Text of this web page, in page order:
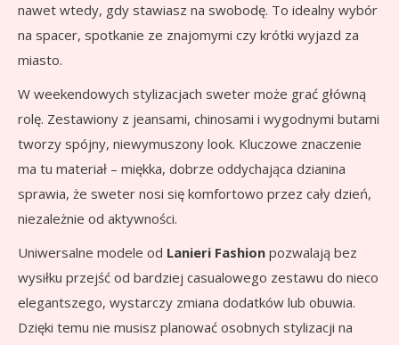
nawet wtedy, gdy stawiasz na swobodę. To idealny wybór
na spacer, spotkanie ze znajomymi czy krótki wyjazd za
miasto.
W weekendowych stylizacjach sweter może grać główną
rolę. Zestawiony z jeansami, chinosami i wygodnymi butami
tworzy spójny, niewymuszony look. Kluczowe znaczenie
ma tu materiał – miękka, dobrze oddychająca dzianina
sprawia, że sweter nosi się komfortowo przez cały dzień,
niezależnie od aktywności.
Uniwersalne modele od Lanieri Fashion pozwalają bez
wysiłku przejść od bardziej casualowego zestawu do nieco
elegantszego, wystarczy zmiana dodatków lub obuwia.
Dzięki temu nie musisz planować osobnych stylizacji na